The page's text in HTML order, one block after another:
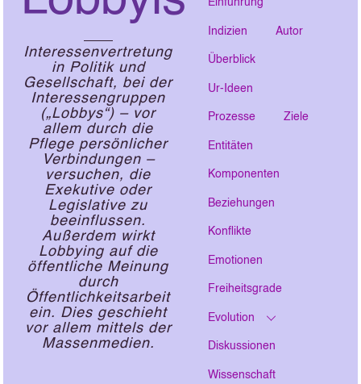
Interessenvertretung
in Politik und
Gesellschaft, bei der
Interessengruppen
(„Lobbys“) – vor
allem durch die
Pflege persönlicher
Verbindungen –
versuchen, die
Exekutive oder
Legislative zu
beeinflussen.
Außerdem wirkt
Lobbying auf die
öffentliche Meinung
durch
Öffentlichkeitsarbeit
ein. Dies geschieht
vor allem mittels der
Massenmedien.
Einführung
Indizien Autor
Überblick
Ur-Ideen
Prozesse Ziele
Entitäten
Komponenten
Beziehungen
Konflikte
Emotionen
Freiheitsgrade
Evolution
Diskussionen
Wissenschaft